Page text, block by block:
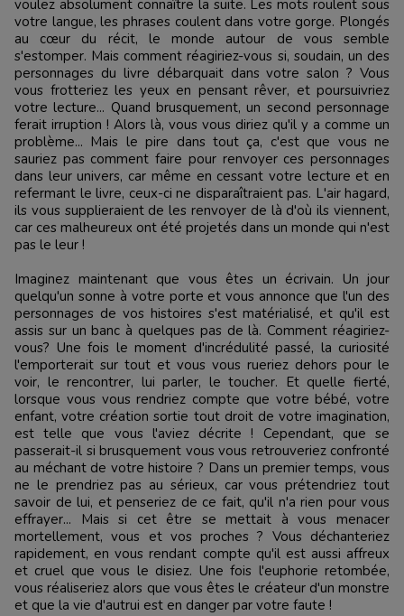
voulez absolument connaître la suite. Les mots roulent sous
votre langue, les phrases coulent dans votre gorge. Plongés
au cœur du récit, le monde autour de vous semble
s'estomper. Mais comment réagiriez-vous si, soudain, un des
personnages du livre débarquait dans votre salon ? Vous
vous frotteriez les yeux en pensant rêver, et poursuivriez
votre lecture... Quand brusquement, un second personnage
ferait irruption ! Alors là, vous vous diriez qu'il y a comme un
problème... Mais le pire dans tout ça, c'est que vous ne
sauriez pas comment faire pour renvoyer ces personnages
dans leur univers, car même en cessant votre lecture et en
refermant le livre, ceux-ci ne disparaîtraient pas. L'air hagard,
ils vous supplieraient de les renvoyer de là d'où ils viennent,
car ces malheureux ont été projetés dans un monde qui n'est
pas le leur !
Imaginez maintenant que vous êtes un écrivain. Un jour
quelqu'un sonne à votre porte et vous annonce que l'un des
personnages de vos histoires s'est matérialisé, et qu'il est
assis sur un banc à quelques pas de là. Comment réagiriez-
vous? Une fois le moment d'incrédulité passé, la curiosité
l'emporterait sur tout et vous vous rueriez dehors pour le
voir, le rencontrer, lui parler, le toucher. Et quelle fierté,
lorsque vous vous rendriez compte que votre bébé, votre
enfant, votre création sortie tout droit de votre imagination,
est telle que vous l'aviez décrite ! Cependant, que se
passerait-il si brusquement vous vous retrouveriez confronté
au méchant de votre histoire ? Dans un premier temps, vous
ne le prendriez pas au sérieux, car vous prétendriez tout
savoir de lui, et penseriez de ce fait, qu'il n'a rien pour vous
effrayer... Mais si cet être se mettait à vous menacer
mortellement, vous et vos proches ? Vous déchanteriez
rapidement, en vous rendant compte qu'il est aussi affreux
et cruel que vous le disiez. Une fois l'euphorie retombée,
vous réaliseriez alors que vous êtes le créateur d'un monstre
et que la vie d'autrui est en danger par votre faute !